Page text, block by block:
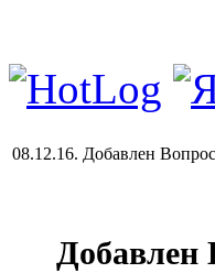
08.12.16. Добавлен
Добавлен